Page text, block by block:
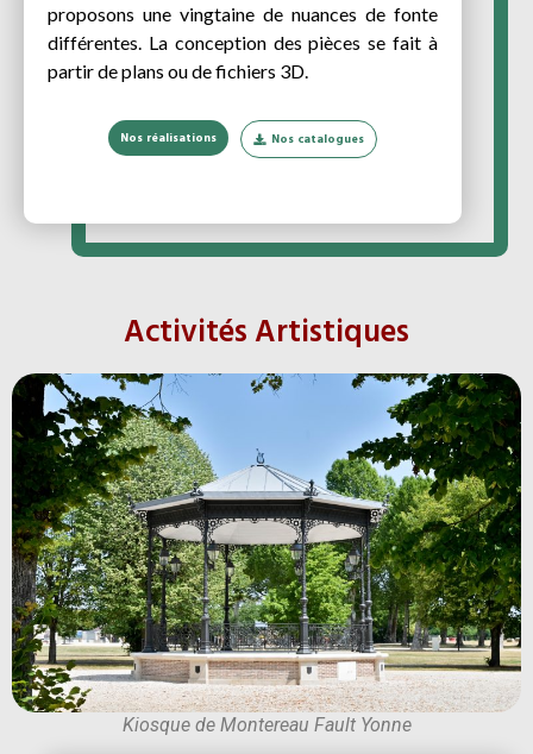
proposons une vingtaine de nuances de fonte
différentes. La conception des pièces se fait à
partir de plans ou de fichiers 3D.
Nos réalisations Nos catalogues
Activités Artistiques
Kiosque de Montereau Fault Yonne